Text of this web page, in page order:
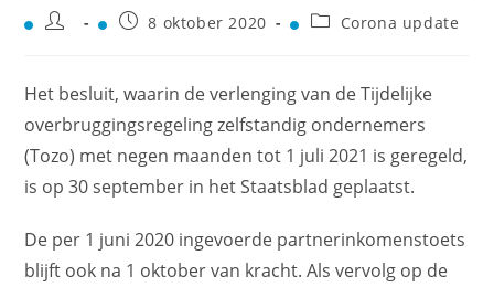
8 oktober 2020 Corona update
Het besluit, waarin de verlenging van de Tijdelijke
overbruggingsregeling zelfstandig ondernemers
(Tozo) met negen maanden tot 1 juli 2021 is geregeld,
is op 30 september in het Staatsblad geplaatst.
De per 1 juni 2020 ingevoerde partnerinkomenstoets
blijft ook na 1 oktober van kracht. Als vervolg op de